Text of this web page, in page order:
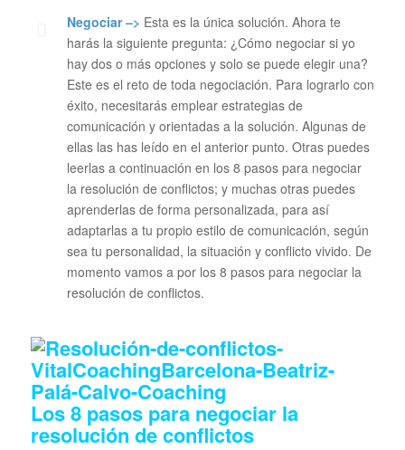
Negociar –> Esta es la única solución. Ahora te
harás la siguiente pregunta: ¿Cómo negociar si yo
hay dos o más opciones y solo se puede elegir una?
Este es el reto de toda negociación. Para lograrlo con
éxito, necesitarás emplear estrategias de
comunicación y orientadas a la solución. Algunas de
ellas las has leído en el anterior punto. Otras puedes
leerlas a continuación en los 8 pasos para negociar
la resolución de conflictos; y muchas otras puedes
aprenderlas de forma personalizada, para así
adaptarlas a tu propio estilo de comunicación, según
sea tu personalidad, la situación y conflicto vivido. De
momento vamos a por los 8 pasos para negociar la
resolución de conflictos.
Los 8 pasos para negociar la
resolución de conflictos